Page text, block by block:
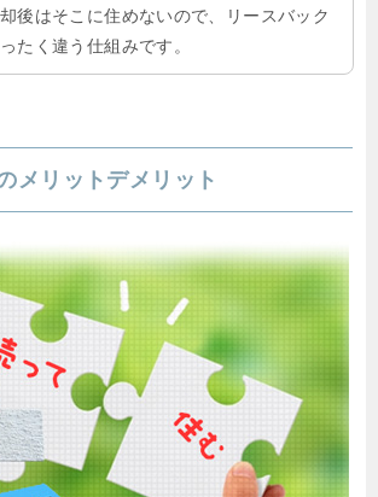
後はそこに住めないので、リースバック
たく違う仕組みです。
メリットデメリット